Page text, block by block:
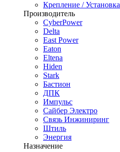
Крепление / Установка
Производитель
CyberPower
Delta
East Power
Eaton
Eltena
Hiden
Stark
Бастион
ДПК
Импульс
Сайбер Электро
Связь Инжиниринг
Штиль
Энергия
Назначение